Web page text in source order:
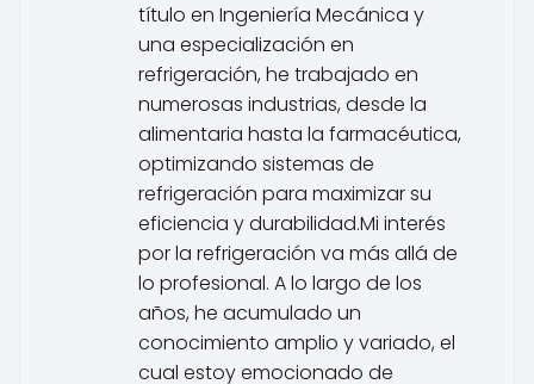
título en Ingeniería Mecánica y
una especialización en
refrigeración, he trabajado en
numerosas industrias, desde la
alimentaria hasta la farmacéutica,
optimizando sistemas de
refrigeración para maximizar su
eficiencia y durabilidad.Mi interés
por la refrigeración va más allá de
lo profesional. A lo largo de los
años, he acumulado un
conocimiento amplio y variado, el
cual estoy emocionado de